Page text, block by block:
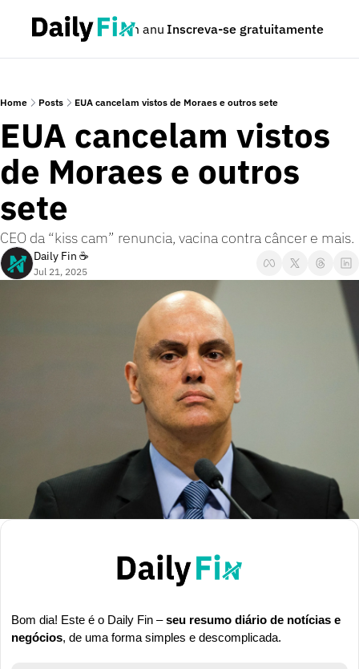
Podcast Seja um anunciante Dúvidas
Inscreva-se gratuitamente
Home Posts EUA cancelam vistos de Moraes e outros sete
EUA cancelam vistos
de Moraes e outros
sete
CEO da “kiss cam” renuncia, vacina contra câncer e mais.
Daily Fin ☕
Jul 21, 2025
Bom dia! Este é o Daily Fin – seu resumo diário de notícias e
negócios, de uma forma simples e descomplicada.